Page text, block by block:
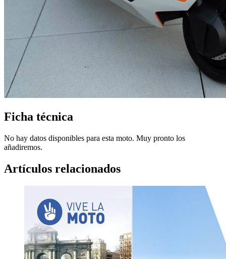
Ficha técnica
No hay datos disponibles para esta moto. Muy pronto los
añadiremos.
Artículos relacionados